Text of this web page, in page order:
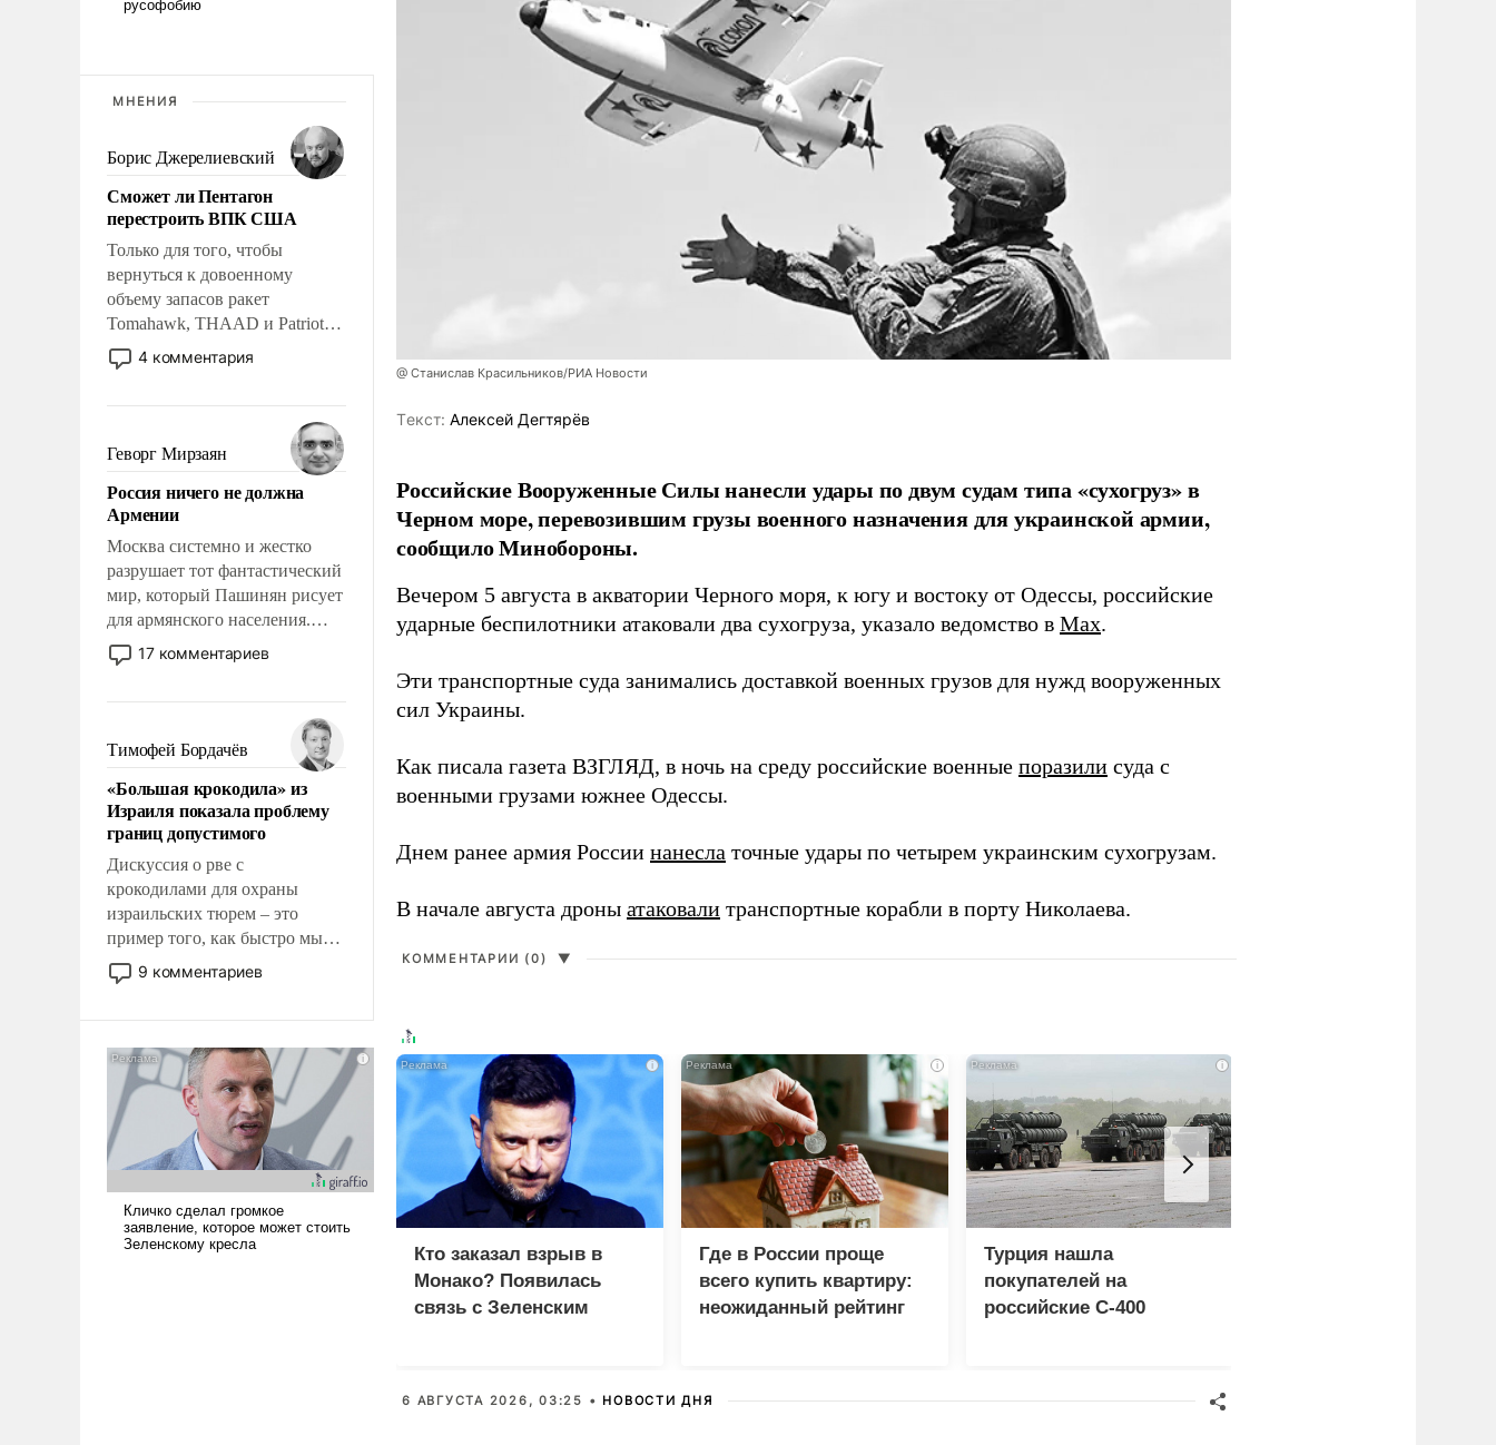
МНЕНИЯ
Борис Джерелиевский
Сможет ли Пентагон
перестроить ВПК США
Только для того, чтобы
вернуться к довоенному
объему запасов ракет
Tomahawk, THAAD и Patriot
США потребуется более трех
лет. Даже небольшая война с
Сложившаяся ситуация
означает многолетний период
уязвимости США, например,
перед Китаем.
4 комментария
Геворг Мирзаян
Россия ничего не должна
Армении
Москва системно и жестко
разрушает тот фантастический
мир, который Пашинян рисует
для армянского населения.
Мир, где политические
прожекты будут безусловно
налогоплательщиков и где
Еревану за свои поступки не
нужно отвечать.
17 комментариев
Тимофей Бордачёв
«Большая крокодила» из
Израиля показала проблему
границ допустимого
Дискуссия о рве с
крокодилами для охраны
израильских тюрем – это
пример того, как быстро мы
двигаемся по пути
революционных изменений.
псевдонаучной фантастики,
стало всерьез обсуждаемой
идеей.
9 комментариев
@ Станислав Красильников/РИА Новости
Tекст: Алексей Дегтярёв
Российские Вооруженные Силы нанесли удары по двум судам типа «сухогруз» в
Черном море, перевозившим грузы военного назначения для украинской армии,
сообщило Минобороны.
Вечером 5 августа в акватории Черного моря, к югу и востоку от Одессы, российские
ударные беспилотники атаковали два сухогруза, указало ведомство в Max.
Эти транспортные суда занимались доставкой военных грузов для нужд вооруженных
сил Украины.
Как писала газета ВЗГЛЯД, в ночь на среду российские военные поразили суда с
военными грузами южнее Одессы.
Днем ранее армия России нанесла точные удары по четырем украинским сухогрузам.
В начале августа дроны атаковали транспортные корабли в порту Николаева.
КОММЕНТАРИИ (0) ▼
i
Кто заказал взрыв в
Монако? Появилась
связь с Зеленским
i
Где в России проще
всего купить квартиру:
неожиданный рейтинг
i
Турция нашла
покупателей на
российские C-400
6 АВГУСТА 2026, 03:25 • НОВОСТИ ДНЯ